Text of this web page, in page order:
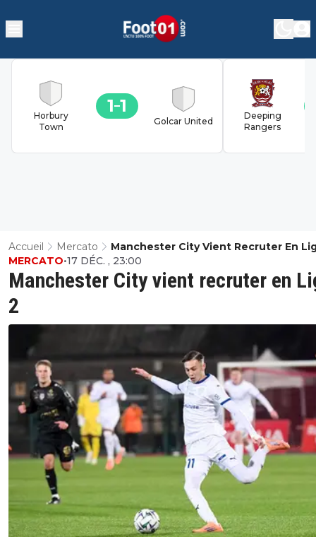
Horbury
Town
1 1
Golcar United
Deeping
Rangers
Accueil Mercato Manchester City Vient Recruter En
Manchester City vient recruter en
2
MERCATO•17 DÉC. , 23:00